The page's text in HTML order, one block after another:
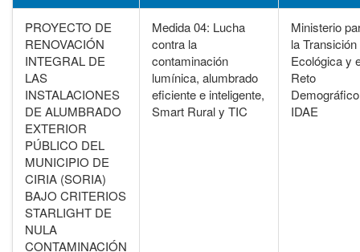
PROYECTO DE
RENOVACIÓN
INTEGRAL DE
LAS
INSTALACIONES
DE ALUMBRADO
EXTERIOR
PÚBLICO DEL
MUNICIPIO DE
CIRIA (SORIA)
BAJO CRITERIOS
STARLIGHT DE
NULA
CONTAMINACIÓN
Medida 04: Lucha
contra la
contaminación
lumínica, alumbrado
eficiente e inteligente,
Smart Rural y TIC
Ministerio
la Transición
Ecológica y
Reto
IDAE